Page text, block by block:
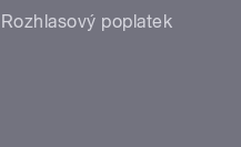
Rozhlasový poplatek